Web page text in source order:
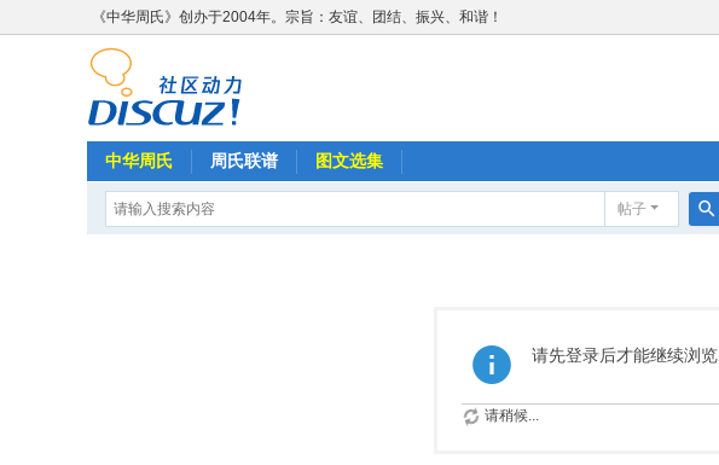
《中华周氏》创办于2004年。宗旨：友谊、团结、振兴、和谐！
中华周氏 周氏联谱 图文选集
帖子
请先登录后才能继续浏览
请稍候...